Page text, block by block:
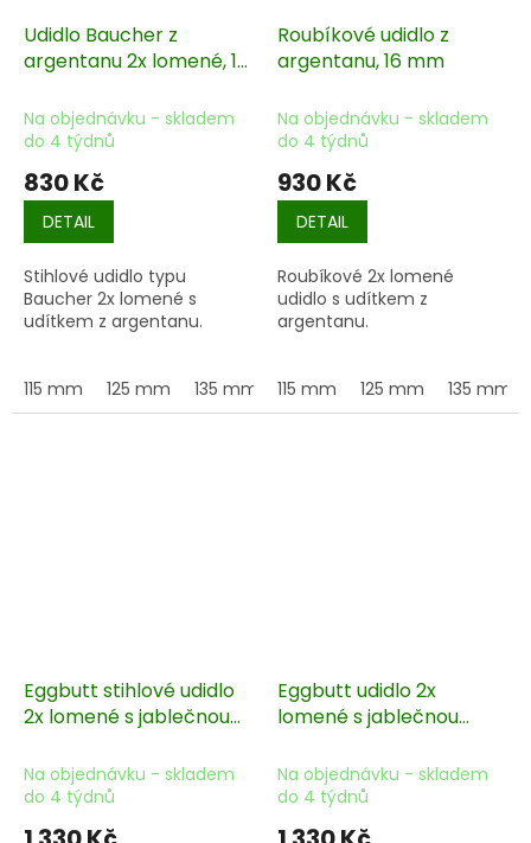
Udidlo Baucher z
argentanu 2x lomené, 16
Na objednávku - skladem
do 4 týdnů
830 Kč
DETAIL
Stihlové udidlo typu
Baucher 2x lomené s
udítkem z argentanu.
115 mm 125 mm 135 mm 145 mm 155 mm
Roubíkové udidlo z
argentanu, 16 mm
Na objednávku - skladem
do 4 týdnů
930 Kč
DETAIL
Roubíkové 2x lomené
udidlo s udítkem z
argentanu.
115 mm 125 mm 135 mm
Eggbutt stihlové udidlo
2x lomené s jablečnou
Na objednávku - skladem
do 4 týdnů
Eggbutt udidlo 2x
lomené s jablečnou
Na objednávku - skladem
do 4 týdnů